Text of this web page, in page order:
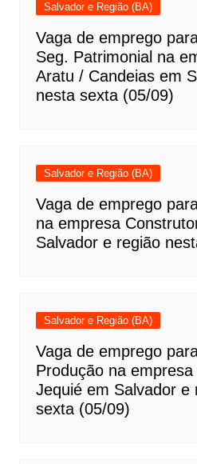
Salvador e Região (BA)
Vaga de emprego
Seg. Patrimonial na
Aratu / Candeias em
nesta sexta (05/09)
Salvador e Região (BA)
Vaga de emprego
na empresa
Salvador e região
Salvador e Região (BA)
Vaga de emprego
Produção na
Jequié em Salvador e
sexta (05/09)